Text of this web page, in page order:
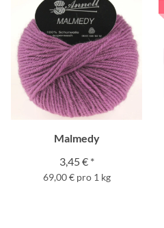
Malmedy
3,45 € *
69,00 € pro 1 kg